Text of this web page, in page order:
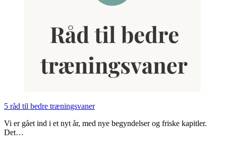
5 råd til bedre træningsvaner
Vi er gået ind i et nyt år, med nye begyndelser og friske kapitler.
Det…